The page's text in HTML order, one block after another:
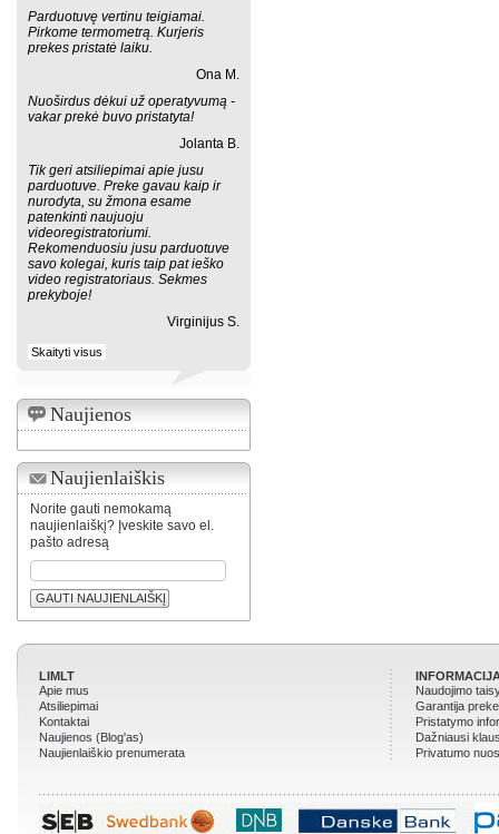
Parduotuvę vertinu teigiamai.
Pirkome termometrą. Kurjeris
prekes pristatė laiku.
Ona M.
Nuoširdus dėkui už operatyvumą -
vakar prekė buvo pristatyta!
Jolanta B.
Tik geri atsiliepimai apie jusu
parduotuve. Preke gavau kaip ir
nurodyta, su žmona esame
patenkinti naujuoju
videoregistratoriumi.
Rekomenduosiu jusu parduotuve
savo kolegai, kuris taip pat ieško
video registratoriaus. Sekmes
prekyboje!
Virginijus S.
Skaityti visus
Naujienos
Naujienlaiškis
Norite gauti nemokamą
naujienlaiškį? Įveskite savo el.
pašto adresą
GAUTI NAUJIENLAIŠKĮ
LIMLT
Apie mus
Atsiliepimai
Kontaktai
Naujienos (Blog'as)
Naujienlaiškio prenumerata
Naudojimo
Garantija
Pristatymo
Dažniausi
Privatumo